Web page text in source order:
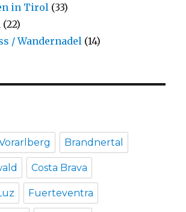
in Tirol (33)
(22)
/ Wandernadel (14)
Brandnertal
Costa Brava
Fuerteventra